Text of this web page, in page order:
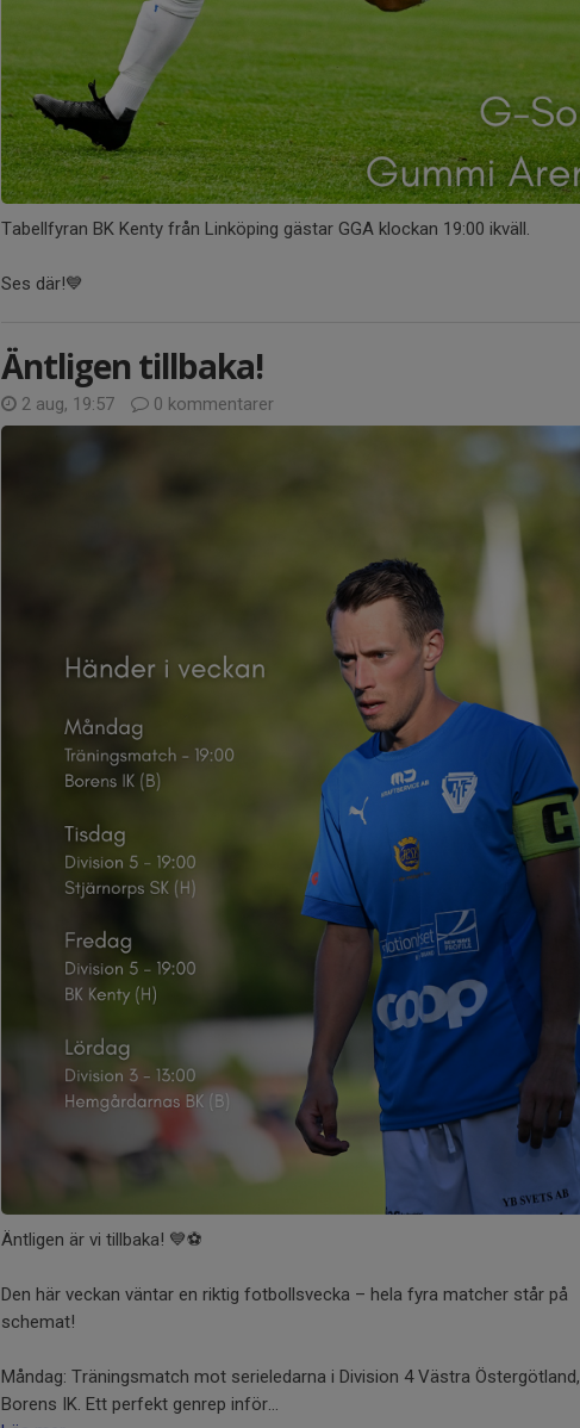
Tabellfyran BK Kenty från Linköping gästar GGA klockan 19:00 ikväll.
Ses där!💙
Äntligen tillbaka!
2 aug, 19:57 0 kommentarer
Äntligen är vi tillbaka! 💙⚽
Den här veckan väntar en riktig fotbollsvecka – hela fyra matcher står på
schemat!
Måndag: Träningsmatch mot serieledarna i Division 4 Västra Östergötland,
Borens IK. Ett perfekt genrep inför...